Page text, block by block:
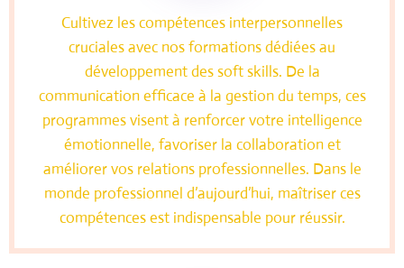
Cultivez les compétences interpersonnelles
cruciales avec nos formations dédiées au
développement des soft skills. De la
communication efficace à la gestion du temps, ces
programmes visent à renforcer votre intelligence
émotionnelle, favoriser la collaboration et
améliorer vos relations professionnelles. Dans le
monde professionnel d’aujourd’hui, maîtriser ces
compétences est indispensable pour réussir.